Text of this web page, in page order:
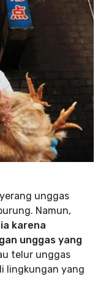
unggas
Namun,
karena
unggas yang
telur unggas
lingkungan yang